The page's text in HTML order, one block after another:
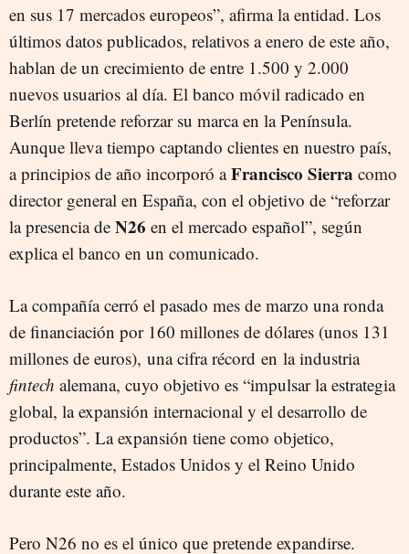
en sus 17 mercados europeos”, afirma la entidad. Los
últimos datos publicados, relativos a enero de este año,
hablan de un crecimiento de entre 1.500 y 2.000
nuevos usuarios al día. El banco móvil radicado en
Berlín pretende reforzar su marca en la Península.
Aunque lleva tiempo captando clientes en nuestro país,
a principios de año incorporó aFrancisco Sierra como
director general en España, con el objetivo de “reforzar
la presencia de N26 en el mercado español”, según
explica el banco en un comunicado.
La compañía cerró el pasado mes de marzo una ronda
de financiación por 160 millones de dólares (unos 131
millones de euros), una cifra récord en la industria
fintech alemana, cuyo objetivo es “impulsar la estrategia
global, la expansión internacional y el desarrollo de
productos”. La expansión tiene como objetico,
principalmente, Estados Unidos y el Reino Unido
durante este año.
Pero N26 no es el único que pretende expandirse.